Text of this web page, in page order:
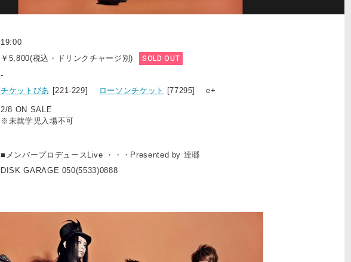
19:00
￥5,800(税込・ドリンクチャージ別) SOLD OUT
-
チケットぴあ [221-229] ローソンチケット [77295] e+
2/8 ON SALE
※未就学児入場不可
■メンバープロデュースLive ・・・Presented by 逹瑯
DISK GARAGE 050(5533)0888